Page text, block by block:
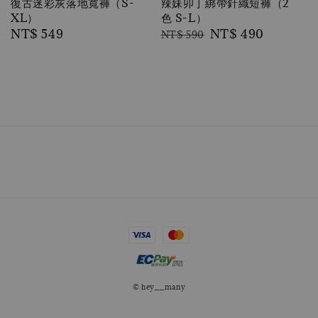
XL）
Regular
NT$ 549
色 S-L）
Regular
NT$ 590 Sale
NT$ 490
© hey__many